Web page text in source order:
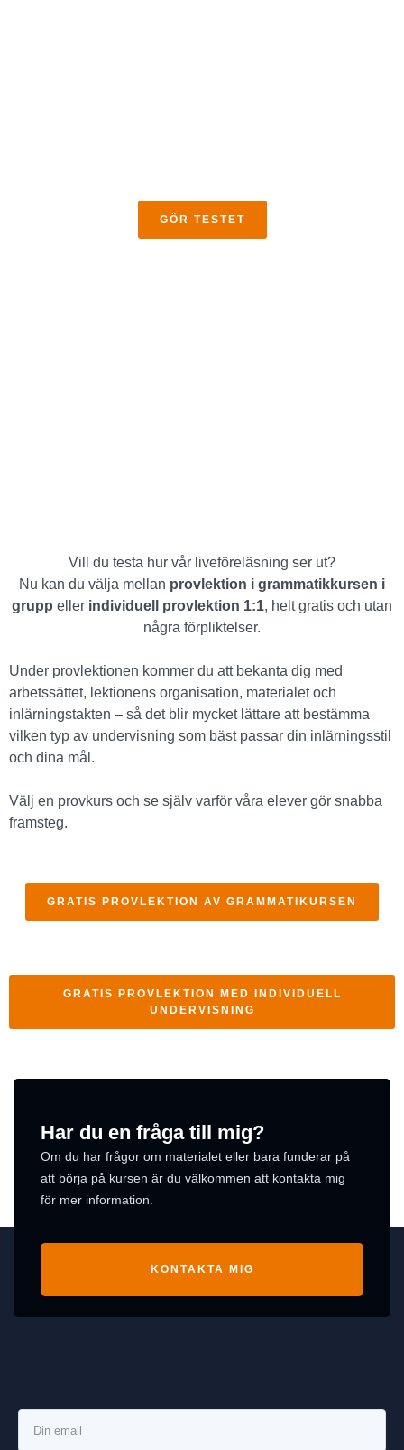
GÖR TESTET
Vill du testa hur vår liveföreläsning ser ut?
Nu kan du välja mellan provlektion i grammatikkursen i
grupp eller individuell provlektion 1:1, helt gratis och utan
några förpliktelser.
Under provlektionen kommer du att bekanta dig med
arbetssättet, lektionens organisation, materialet och
inlärningstakten – så det blir mycket lättare att bestämma
vilken typ av undervisning som bäst passar din inlärningsstil
och dina mål.
Välj en provkurs och se själv varför våra elever gör snabba
framsteg.
GRATIS PROVLEKTION AV GRAMMATIKURSEN
GRATIS PROVLEKTION MED INDIVIDUELL
UNDERVISNING
Har du en fråga till mig?
Om du har frågor om materialet eller bara funderar på
att börja på kursen är du välkommen att kontakta mig
för mer information.
KONTAKTA MIG